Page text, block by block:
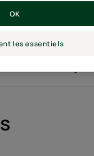
enveloppées de
Kératine. La fibre
220°C.
les essentiels
OK